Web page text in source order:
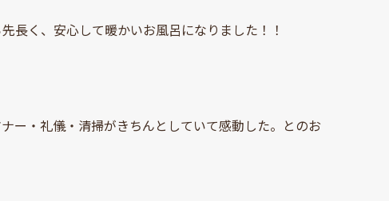
長く、安心して暖かいお風呂になりました！！
ー・礼儀・清掃がきちんとしていて感動した。とのお